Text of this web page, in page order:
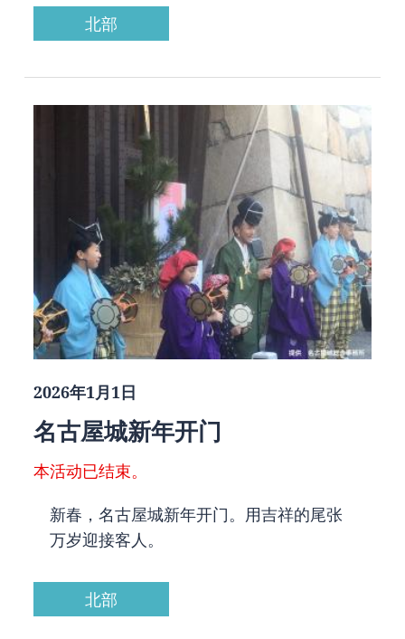
北部
2026年1月1日
名古屋城新年开门
本活动已结束。
新春，名古屋城新年开门。用吉祥的尾张
万岁迎接客人。
北部